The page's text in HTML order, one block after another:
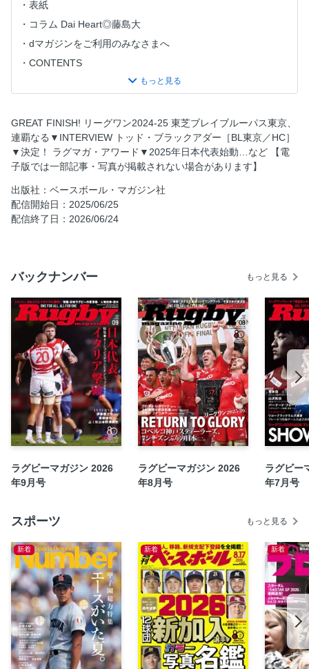
表紙
コラム Dai Heart◎藤島大
dマガジンをご利用のみなさまへ
CONTENTS
特集◆リーグワン2024-25 GREAT FINISH!
決勝 BL東京×S東京ベイ◎揺るぎなき信念の結実
決定！ ラグマガ・アワード
伊藤鐘平＆佐々木剛＆杉山優平＆眞野泰地［BL東京］◎受け
とめる、伝えていく
藤原忍［S東京ベイ］◎ずっとラグビー！
ジャック・コーネルセン［埼玉WK］◎誠実なる鉄人
流大［東京SG］◎比類なき求道者
TJ・ペレナラ［BR東京］◎常勝軍団へ導く先導人
コメントで振り返るリーグワン2024-25
準決勝＆3位決定戦
入替戦
リーグワンアワード
2025日本代表始動 RISE AS ONE 日本代表メンバー発表会見
リポート
15人制トレーニングスコッド菅平合宿リポート
読者プレゼントクイズ
第76回東北高校大会
第73回四国高校大会
高校物語2025 高崎［群馬］
マンスリースケジュール
MONTHLY CLOSE UP 2024-25リーグワン運営白書
NEWS PARK
ミニニュース
GREAT FINISH! リーグワン2024-25 東芝ブレイブルーパス東京、
連覇なる▼INTERVIEW トッド・ブラックアダー［BL東京／HC］
▼決定！ ラグマガ・アワード▼2025年日本代表始動…など 【電
子版では一部記事・写真が掲載されない場合があります】
出版社：ベースボール・マガジン社
配信開始日：2025/06/25
配信終了日：2026/06/24
バックナンバー もっと見る
ラグビーマガジン 2026
年9月号
ラグビーマガジン 2026
年8月号
ラグビー
年7月号
スポーツ もっと見る
新着 新着 新着